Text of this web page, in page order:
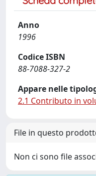
Anno
1996
Codice ISBN
88-7088-327-2
Appare nelle
2.1 Contributo in
File in questo
Non ci sono file